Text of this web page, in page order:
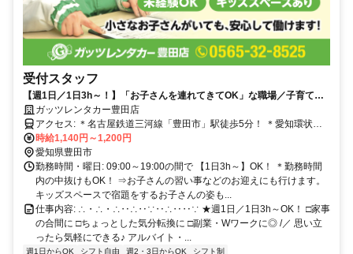
受付スタッフ
【週1日／1日3h～！】「お子さんを連れてきてOK」な職場／子育てが
一段落⇒社会復帰したい方も◎
ガッツレンタカー豊田店
アクセス: ＊名古屋鉄道三河線「豊田市」駅徒歩5分！ ＊愛知環状鉄
時給1,140円～1,200円
愛知県豊田市
勤務時間・曜日: 09:00～19:00の間で 【1日3h～】OK！ ＊勤務時間
内の中抜けもOK！ ⇒お子さんの習い事などのお迎えにも行けます。
キッズスペースで宿題をするお子さんの姿も...
仕事内容: ∴・∴・∴‥∴‥∵‥∴‥‥∵ ★週1日／1日3h～OK！ □家事
の合間に □ちょっとした気分転換に □副業・Wワークに◎ /／ 思い立
ったら気軽にできる♪ アルバイト・...
週1日からOK シフト自由 週2・3日からOK シフト制